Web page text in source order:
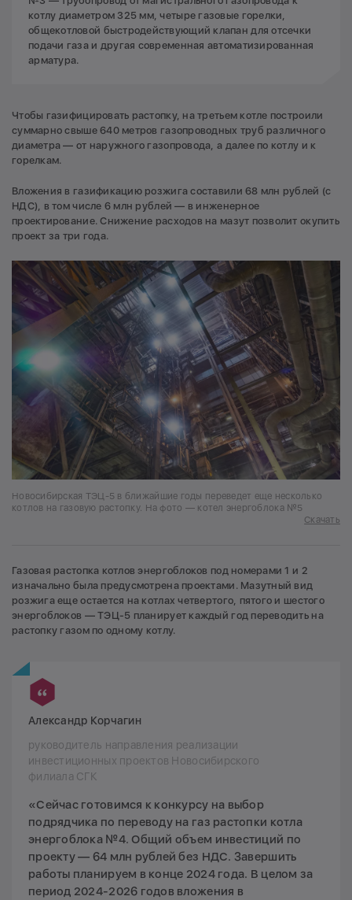
котлу диаметром 325 мм, четыре газовые горелки,
общекотловой быстродействующий клапан для отсечки
подачи газа и другая современная автоматизированная
арматура.
Чтобы газифицировать растопку, на третьем котле построили
суммарно свыше 640 метров газопроводных труб различного
диаметра — от наружного газопровода, а далее по котлу и к
горелкам.
Вложения в газификацию розжига составили 68 млн рублей (с
НДС), в том числе 6 млн рублей — в инженерное
проектирование. Снижение расходов на мазут позволит окупить
проект за три года.
Новосибирская ТЭЦ-5 в ближайшие годы переведет еще несколько
котлов на газовую растопку. На фото — котел энергоблока №5
Скачать
Газовая растопка котлов энергоблоков под номерами 1 и 2
изначально была предусмотрена проектами. Мазутный вид
розжига еще остается на котлах четвертого, пятого и шестого
энергоблоков — ТЭЦ-5 планирует каждый год переводить на
растопку газом по одному котлу.
Александр Корчагин
руководитель направления реализации
инвестиционных проектов Новосибирского
филиала СГК
«Сейчас готовимся к конкурсу на выбор
подрядчика по переводу на газ растопки котла
энергоблока №4. Общий объем инвестиций по
проекту — 64 млн рублей без НДС. Завершить
работы планируем в конце 2024 года. В целом за
период 2024-2026 годов вложения в